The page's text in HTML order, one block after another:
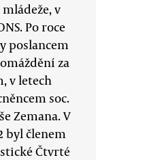
v
Po roce
poslancem
za
v letech
soc.
Zemana. V
byl členem
Čtvrté